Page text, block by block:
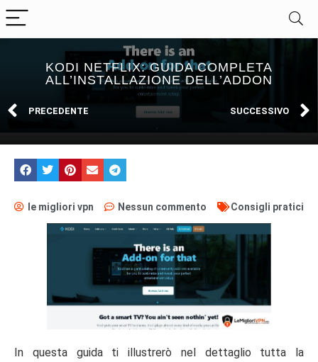
KODI NETFLIX: GUIDA COMPLETA
ALL’INSTALLAZIONE DELL’ADDON
PRECEDENTE SUCCESSIVO
le migliori vpn Nessun commento Consigli pratici
In questa guida ti illustrerò nel dettaglio tutta la